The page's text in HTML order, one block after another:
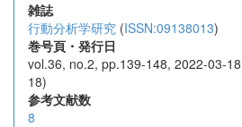
雑誌
行動分析学研究 (ISSN:09138013)
巻号頁・発行日
vol.36, no.2, pp.139-148, 2022-03-
18)
参考文献数
8